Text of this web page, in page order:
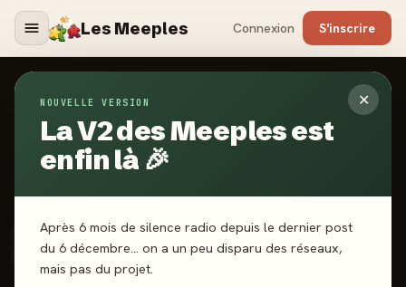
Les Meeples Connexion S'inscrire
✕
NOUVELLE VERSION
La V2 des Meeples est
enfin là 🎉
Après 6 mois de silence radio depuis le dernier post
du 6 décembre… on a un peu disparu des réseaux,
mais pas du projet.
Jeux/Aliens : Escouade De Choc - Extension
2023·GALE FORCE NINE
Aliens : Escouade De
Choc - Extension